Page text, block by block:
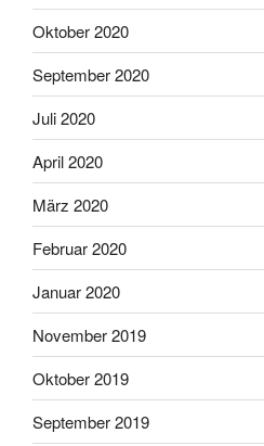
Oktober 2020
September 2020
Juli 2020
April 2020
März 2020
Februar 2020
Januar 2020
November 2019
Oktober 2019
September 2019